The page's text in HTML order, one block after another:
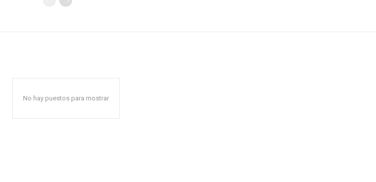
No hay puestos para mostrar